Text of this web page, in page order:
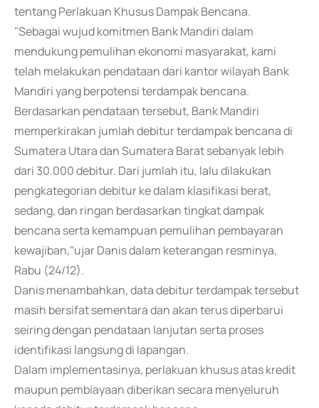
tentang Perlakuan Khusus Dampak Bencana.
"Sebagai wujud komitmen Bank Mandiri dalam
mendukung pemulihan ekonomi masyarakat, kami
telah melakukan pendataan dari kantor wilayah Bank
Mandiri yang berpotensi terdampak bencana.
Berdasarkan pendataan tersebut, Bank Mandiri
memperkirakan jumlah debitur terdampak bencana di
Sumatera Utara dan Sumatera Barat sebanyak lebih
dari 30.000 debitur. Dari jumlah itu, lalu dilakukan
pengkategorian debitur ke dalam klasifikasi berat,
sedang, dan ringan berdasarkan tingkat dampak
bencana serta kemampuan pemulihan pembayaran
kewajiban,"ujar Danis dalam keterangan resminya,
Rabu (24/12).
Danis menambahkan, data debitur terdampak tersebut
masih bersifat sementara dan akan terus diperbarui
seiring dengan pendataan lanjutan serta proses
identifikasi langsung di lapangan.
Dalam implementasinya, perlakuan khusus atas kredit
maupun pembiayaan diberikan secara menyeluruh